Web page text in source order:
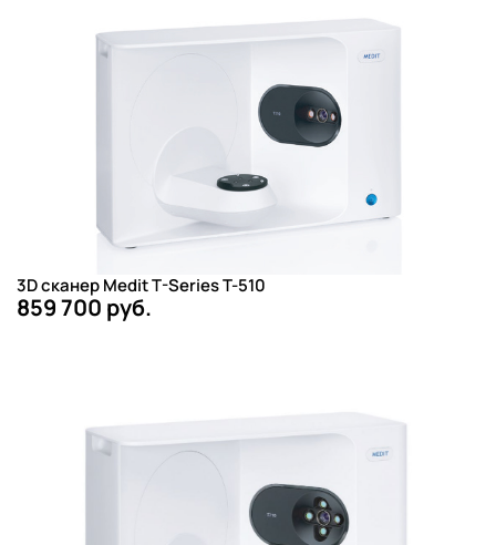
3D сканер Medit T-Series T-510
859 700 руб.